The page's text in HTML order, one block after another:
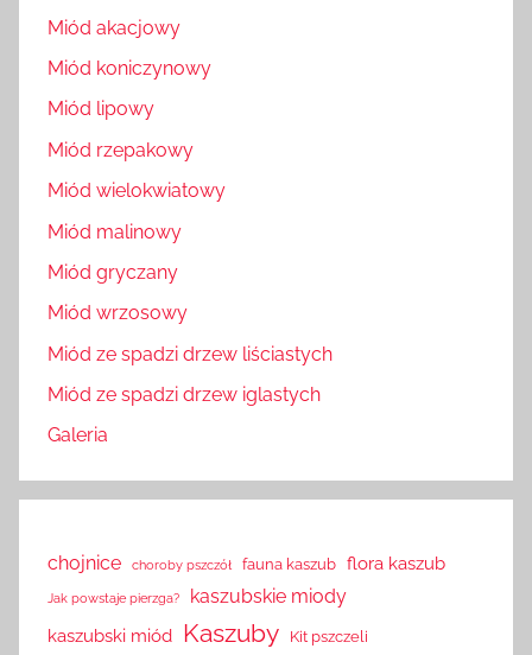
Miód akacjowy
Miód koniczynowy
Miód lipowy
Miód rzepakowy
Miód wielokwiatowy
Miód malinowy
Miód gryczany
Miód wrzosowy
Miód ze spadzi drzew liściastych
Miód ze spadzi drzew iglastych
Galeria
chojnice choroby pszczół fauna kaszub flora kaszub
Jak powstaje pierzga? kaszubskie miody
kaszubski miód Kaszuby Kit pszczeli